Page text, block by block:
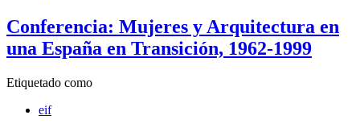
Conferencia: Mujeres y Arquitectura en
una España en Transición, 1962-1999
Etiquetado como
eif